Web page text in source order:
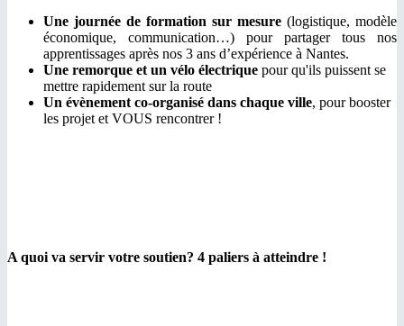
Une journée de formation sur mesure (logistique, modèle
économique, communication…) pour partager tous nos
apprentissages après nos 3 ans d’expérience à Nantes.
Une remorque et un vélo électrique pour qu'ils puissent se
mettre rapidement sur la route
Un évènement co-organisé dans chaque ville, pour booster
les projet et VOUS rencontrer !
A quoi va servir votre soutien? 4 paliers à atteindre !